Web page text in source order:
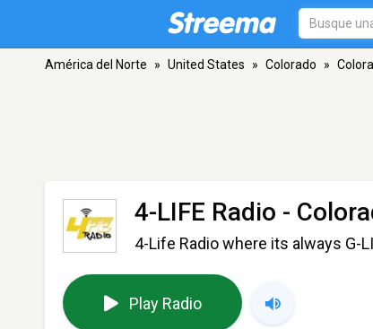
América del Norte » United States » Colorado »
4-LIFE Radio -
4-Life Radio where its always G-
Play Radio